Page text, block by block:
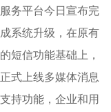
服务平台今日宣布完
成系统升级，在原有
的短信功能基础上，
正式上线多媒体消息
支持功能，企业和用